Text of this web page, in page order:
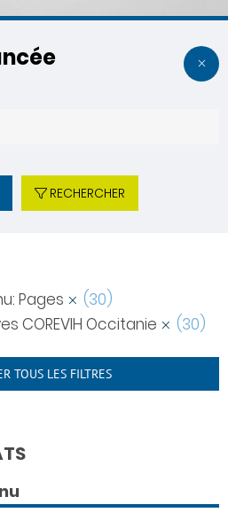
RECHERCHER
Pages
(30)
COREVIH Occitanie
(30)
TOUS LES FILTRES